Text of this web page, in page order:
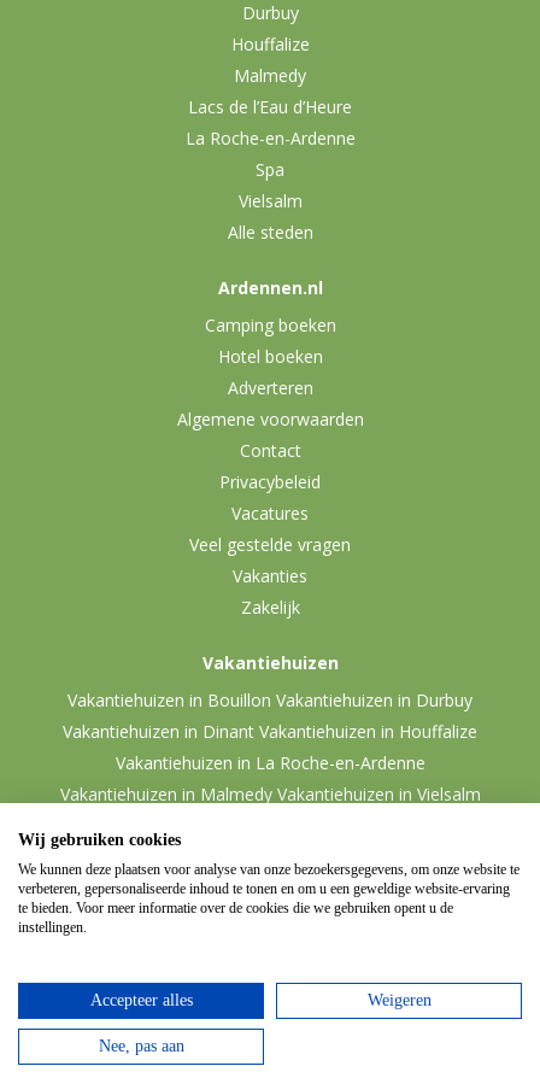
Durbuy
Houffalize
Malmedy
Lacs de l’Eau d’Heure
La Roche-en-Ardenne
Spa
Vielsalm
Alle steden
Ardennen.nl
Camping boeken
Hotel boeken
Adverteren
Algemene voorwaarden
Contact
Privacybeleid
Vacatures
Veel gestelde vragen
Vakanties
Zakelijk
Vakantiehuizen
Vakantiehuizen in Bouillon Vakantiehuizen in Durbuy
Vakantiehuizen in Dinant Vakantiehuizen in Houffalize
Vakantiehuizen in La Roche-en-Ardenne
Vakantiehuizen in Malmedy Vakantiehuizen in Vielsalm
© 2026 Ardennen.nl Website door
Wij gebruiken cookies
We kunnen deze plaatsen voor analyse van onze bezoekersgegevens, om onze website te
verbeteren, gepersonaliseerde inhoud te tonen en om u een geweldige website-ervaring
te bieden. Voor meer informatie over de cookies die we gebruiken opent u de
instellingen.
Accepteer alles Weigeren
Nee, pas aan